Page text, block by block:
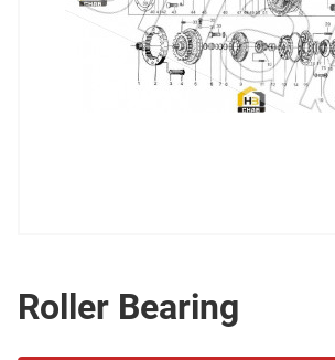
Roller Bearing